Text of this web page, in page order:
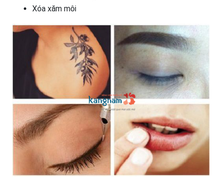
Xóa xăm môi